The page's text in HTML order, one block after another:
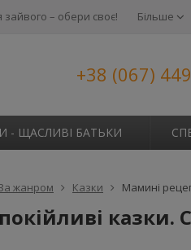
зайвого – обери своє! Більше
+38 (067)
- ЩАСЛИВІ БАТЬКИ
жанром Казки Мамині
казки.